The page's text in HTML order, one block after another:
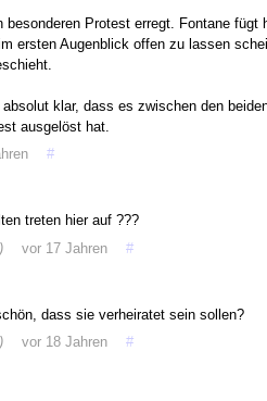
besonderen Protest erregt. Fontane fügt
ersten Augenblick offen zu lassen
klar, dass es zwischen den
ausgelöst hat.
#
treten hier auf ???
vor 17 Jahren #
dass sie verheiratet sein sollen?
vor 18 Jahren #